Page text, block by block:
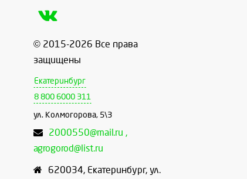
© 2015-2026 Все права
защищены
Екатеринбург
8 800 6000 311
ул. Колмогорова, 5\3
2000550@mail.ru ,
agrogorod@list.ru
620034, Екатеринбург, ул.